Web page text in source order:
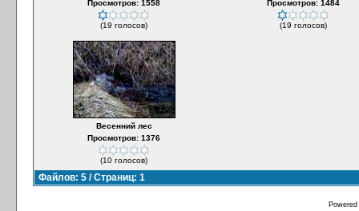
Просмотров: 1558
(19 голосов)
Просмотров: 1484
(19 голосов)
Весенний лес
Просмотров: 1376
(10 голосов)
Файлов: 5 / Страниц: 1